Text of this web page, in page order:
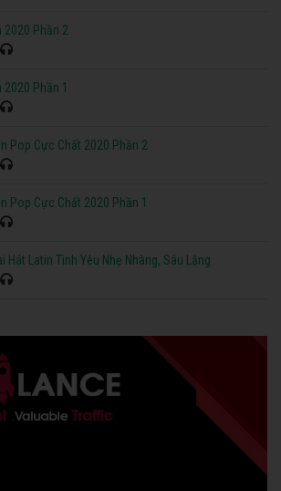
2020 Phần 2
2020 Phần 1
Pop Cực Chất 2020 Phần 2
Pop Cực Chất 2020 Phần 1
Hát Latin Tình Yêu Nhẹ Nhàng, Sâu Lắng